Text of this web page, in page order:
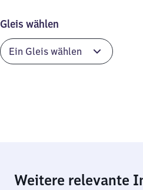
Gleis wählen
Weitere relevante